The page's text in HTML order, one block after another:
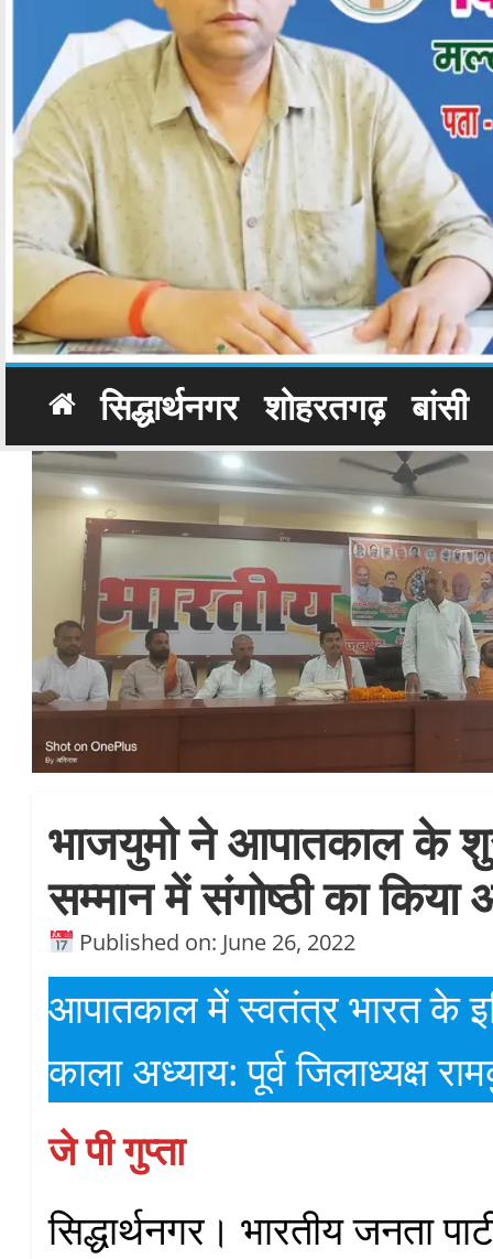
सिद्धार्थनगर शोहरतगढ़ बांसी
भाजयुमो ने आपातकाल के
सम्मान में संगोष्ठी का
Published on: June 26, 2022
आपातकाल में स्वतंत्र भारत के
काला अध्याय: पूर्व जिलाध्यक्ष
जे पी गुप्ता
सिद्धार्थनगर। भारतीय जनता